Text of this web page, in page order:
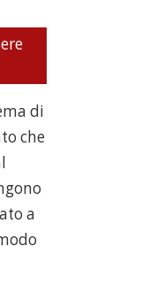
di
che
a